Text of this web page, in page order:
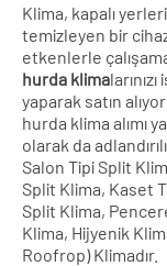
Klima, kapalı
temizleyen bir
etkenlerle
hurda klima
yaparak satın
hurda klima alımı
olarak da
Salon Tipi Split
Split Klima, Kaset
Split Klima,
Klima, Hijyenik
Roofrop) Klimadır.